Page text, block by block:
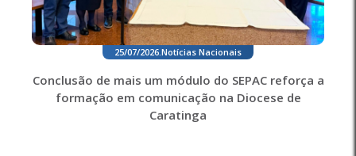
25/07/2026 Notícias Nacionais
Conclusão de mais um módulo do SEPAC reforça a
formação em comunicação na Diocese de
Caratinga